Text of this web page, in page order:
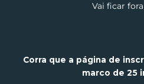
Vai ficar fora
Corra que a página de
marco de 25